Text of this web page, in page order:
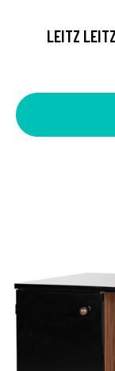
LEITZ